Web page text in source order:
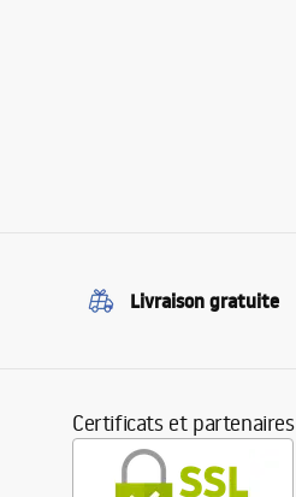
Livraison gratuite
Certificats et partenaires